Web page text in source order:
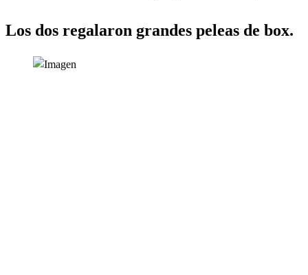
Los dos regalaron grandes peleas de box.